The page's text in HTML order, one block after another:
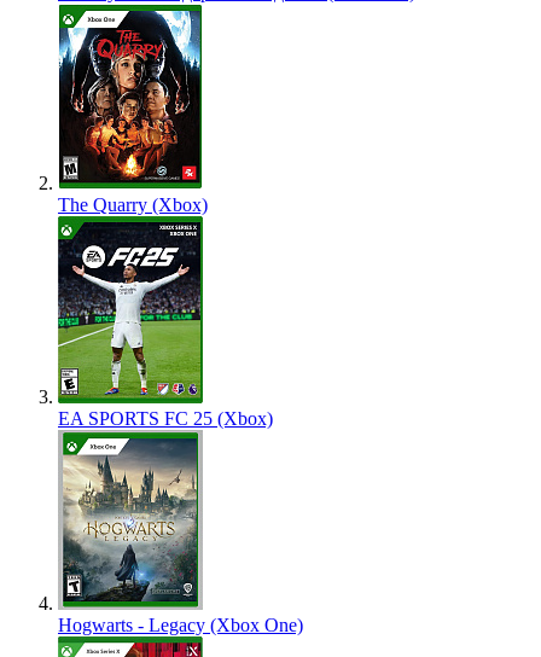
The Quarry (Xbox)
EA SPORTS FC 25 (Xbox)
Hogwarts - Legacy (Xbox One)